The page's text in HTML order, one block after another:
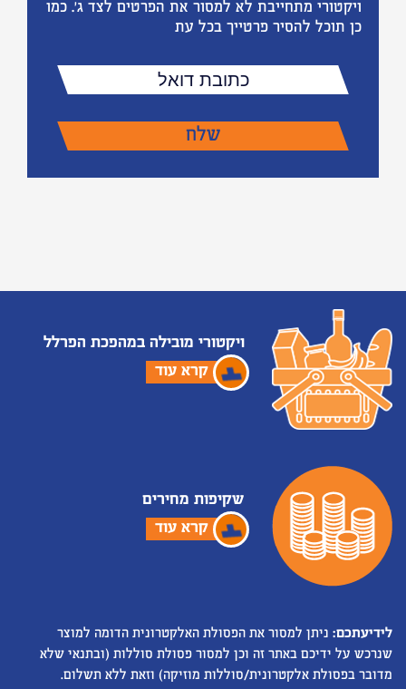
ויקטורי מתחייבת לא למסור את הפרטים לצד ג'. כמו
כן תוכל להסיר פרטייך בכל עת
ויקטורי מובילה במהפכת הפרלל
קרא עוד
שקיפות מחירים
קרא עוד
לידיעתכם: ניתן למסור את הפסולת האלקטרונית הדומה למוצר
שנרכש על ידיכם באתר זה וכן למסור פסולת סוללות (ובתנאי שלא
מדובר בפסולת אלקטרונית/סוללות מוזיקה) וזאת ללא תשלום.